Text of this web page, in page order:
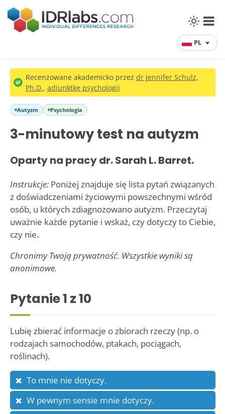
PL
Recenzowane akademicko przez dr Jennifer Schulz,
Ph.D., adiunktkę psychologii
Autyzm Psychologia
3-minutowy test na autyzm
Oparty na pracy dr. Sarah L. Barret.
Instrukcje:Poniżej znajduje się lista pytań związanych
z doświadczeniami życiowymi powszechnymi wśród
osób, u których zdiagnozowano autyzm. Przeczytaj
uważnie każde pytanie i wskaż, czy dotyczy to Ciebie,
czy nie.
Chronimy Twoją prywatność. Wszystkie wyniki są
anonimowe.
Pytanie1 z 10
Lubię zbierać informacje o zbiorach rzeczy (np. o
rodzajach samochodów, ptakach, pociągach,
roślinach).
To mnie nie dotyczy.
W pewnym sensie mnie dotyczy.